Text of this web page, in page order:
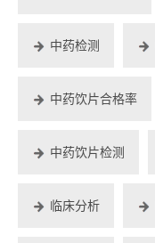
中药检测
中药饮片合格率
中药饮片检测
临床分析